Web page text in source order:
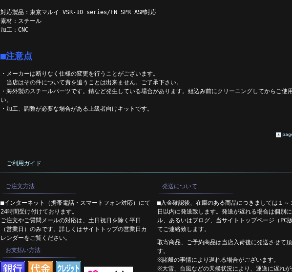
対応製品：東京マルイ VSR-10 series/FN SPR ASM対応
素材：スチール
加工：CNC
■注意点
・メーカーは断りなく仕様の変更を行うことがございます。
当店はその件について責を追うことは出来ません。ご了承下さい。
・海外製のスチールパーツです。錆など発生している場合があります。組込み前にクリーニングしてからご使
い。
・加工、調整が必要な場合がある上級者向けキットです。
ご利用ガイド
ご注文方法
■インターネット（携帯電話・スマートフォン対応）にて
24時間受け付けております。
ご注文やご質問メールの対応は、土日祝日を除く平日
（営業日）のみです。詳しくはサイトトップの営業日カ
レンダーをご覧ください。
お支払い方法
発送について
■入金確認後、在庫のある商品につきましては１～
日以内に発送致します。発送が遅れる場合は個別
ル、あるいはブログ、当サイトトップページ（PC
てご連絡致します。
取寄商品、ご予約商品は当店入荷後に発送させて頂
す。
※諸般の事情により遅れる場合がございます。
※大雪、台風などの天候状況により、運送に遅れが